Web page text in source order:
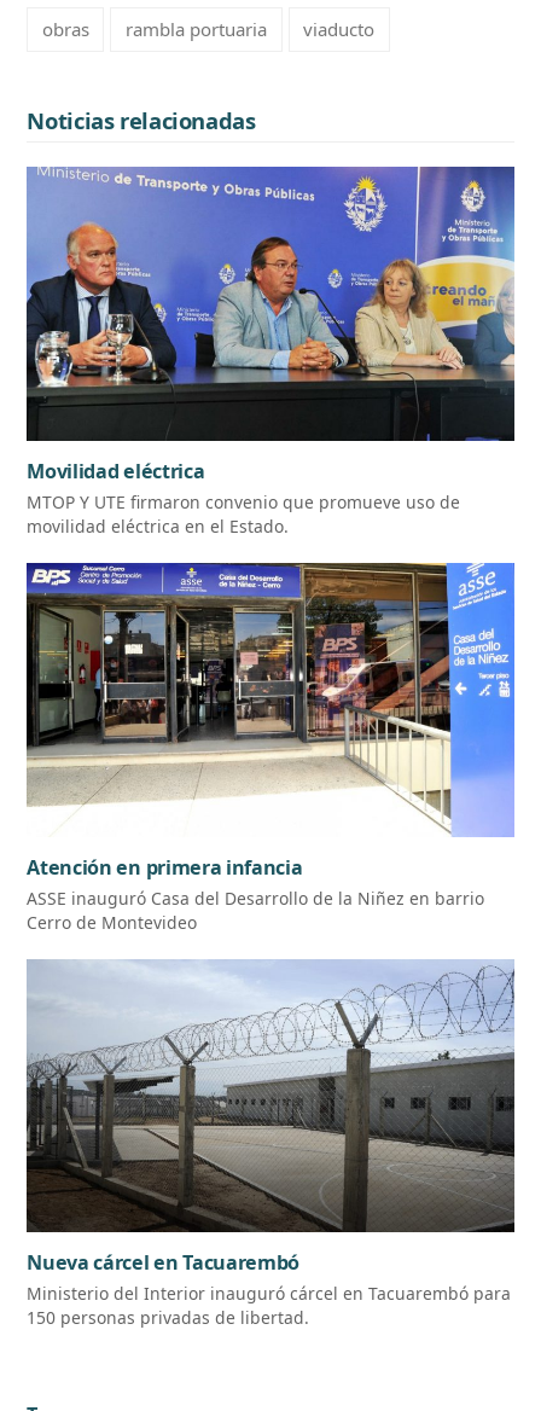
obras rambla portuaria viaducto
Noticias relacionadas
Movilidad eléctrica
MTOP Y UTE firmaron convenio que promueve uso de
movilidad eléctrica en el Estado.
Atención en primera infancia
ASSE inauguró Casa del Desarrollo de la Niñez en barrio
Cerro de Montevideo
Nueva cárcel en Tacuarembó
Ministerio del Interior inauguró cárcel en Tacuarembó para
150 personas privadas de libertad.